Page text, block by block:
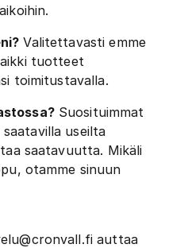
Valitettavasti emme
tuotteet
toimitustavalla.
Suosituimmat
useilta
saatavuutta. Mikäli
otamme sinuun
auttaa